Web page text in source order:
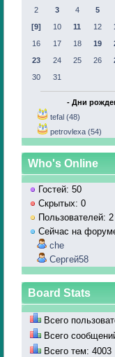
2
3 4 5
[9]
10 11 12
16
17 18 19
23
24 25 26
30
31
- Дни
tefal (48)
petrovlexa (54)
Who's Online
Гостей: 50
Скрытых: 0
Пользователей: 2
Сейчас на
che
Сергей58
Board Stats
Всего
Всего
Всего тем: 4003